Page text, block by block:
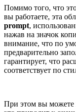
Помимо того, что
вы работаете, эта
prompt,
нажав на значок
внимание, что по
предварительно
гарантирует, что
соответствует по
При этом вы можете